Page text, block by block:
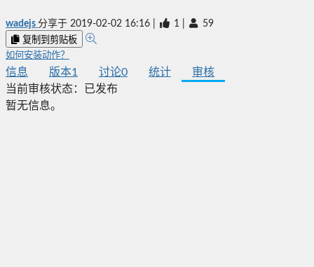
wadejs 分享于 2019-02-02 16:16 1 59
复制到剪贴板
如何安装动作？
信息 版本1 讨论0 统计
审核
当前审核状态：
已发布
暂无信息。